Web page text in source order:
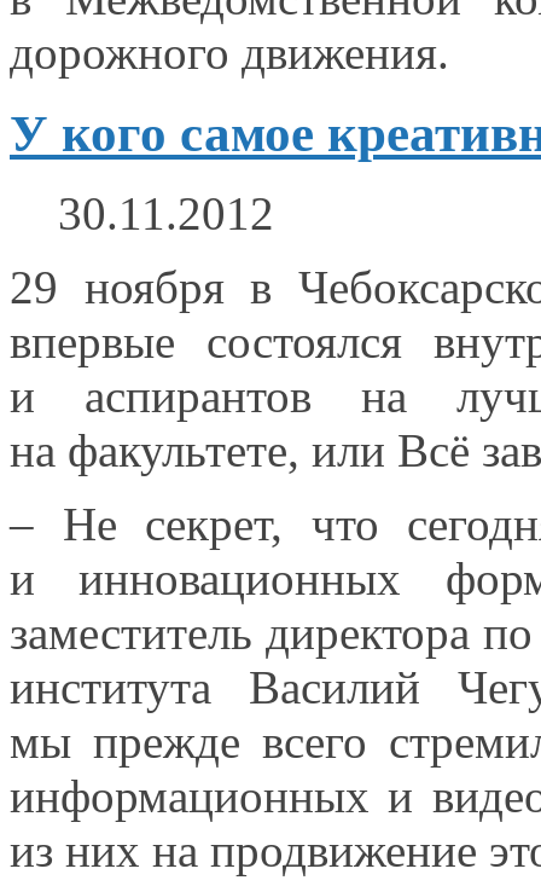
дорожного движения.
У кого самое
30.11.2012
29 ноябряв
впервые состоялся
и аспирантов
на
на факультете, или Всё
– Не секрет, что
и инновационных
заместитель директора
института Василий
мы прежде всего
информационныхи
из них на продвижение